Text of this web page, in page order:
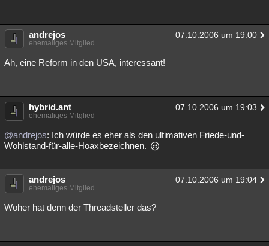
andrejos 07.10.2006 um 19:00
ehemaliges Mitglied
Ah, eine Reform in den USA, interessant!
hybrid.ant 07.10.2006 um 19:03
ehemaliges Mitglied
@andrejos: Ich würde es eher als den ultimativen Friede-und-
Wohlstand-für-alle-Hoaxbezeichnen.
andrejos 07.10.2006 um 19:04
ehemaliges Mitglied
Woher hat denn der Threadsteller das?